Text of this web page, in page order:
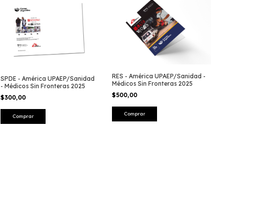
SPDE - América UPAEP/Sanidad
- Médicos Sin Fronteras 2025
$300,00
Comprar
RES - América UPAEP/Sanidad -
Médicos Sin Fronteras 2025
$500,00